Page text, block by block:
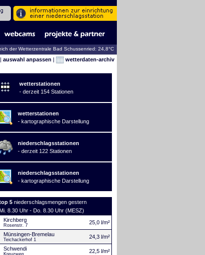
der Wetterzentrale Bad Schussenried: 24,8°C
| auswahl anpassen | wetterdaten-archiv
wetterstationen
- derzeit 154 Stationen
wetterstationen
- kartographische Darstellung
niederschlagsstationen
- derzeit 122 Stationen
niederschlagsstationen
- kartographische Darstellung
5 niederschlagsmengen gestern
8.30 Uhr - Do. 8.30 Uhr (MESZ)
Kirchberg
Rosenstr. 7 25,0 l/m²
Münsingen-Bremelau
Teichackerhof 1 24,3 l/m²
Schwendi
Kreuzweg 22,5 l/m²